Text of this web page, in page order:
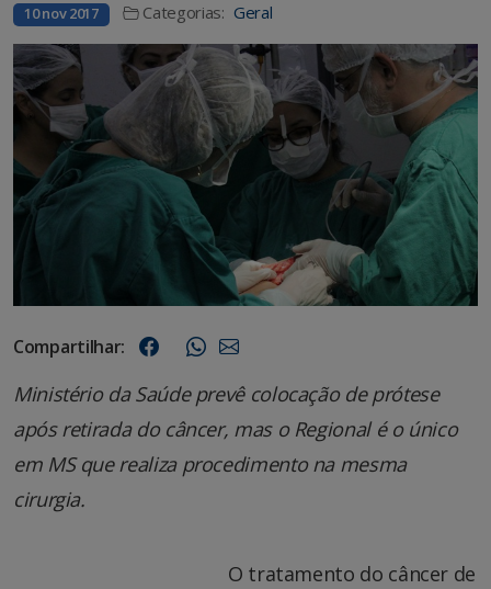
10 nov 2017 Categorias: Geral
Compartilhar:
Ministério da Saúde prevê colocação de prótese
após retirada do câncer, mas o Regional é o único
em MS que realiza procedimento na mesma
cirurgia.
O tratamento do câncer de